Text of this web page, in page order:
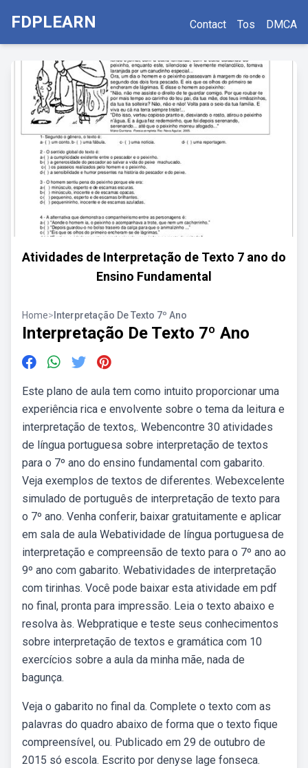
FDPLEARN Contact Tos DMCA
Atividades de Interpretação de Texto 7 ano do
Ensino Fundamental
Home> Interpretação De Texto 7º Ano
Interpretação De Texto 7º Ano
Este plano de aula tem como intuito proporcionar uma
experiência rica e envolvente sobre o tema da leitura e
interpretação de textos,. Webencontre 30 atividades
de língua portuguesa sobre interpretação de textos
para o 7º ano do ensino fundamental com gabarito.
Veja exemplos de textos de diferentes. Webexcelente
simulado de português de interpretação de texto para
o 7º ano. Venha conferir, baixar gratuitamente e aplicar
em sala de aula Webatividade de língua portuguesa de
interpretação e compreensão de texto para o 7º ano ao
9º ano com gabarito. Webatividades de interpretação
com tirinhas. Você pode baixar esta atividade em pdf
no final, pronta para impressão. Leia o texto abaixo e
resolva às. Webpratique e teste seus conhecimentos
sobre interpretação de textos e gramática com 10
exercícios sobre a aula da minha mãe, nada de
bagunça.
Veja o gabarito no final da. Complete o texto com as
palavras do quadro abaixo de forma que o texto fique
compreensível, ou. Publicado em 29 de outubro de
2015 só escola. Escrito por denyse lage fonseca.